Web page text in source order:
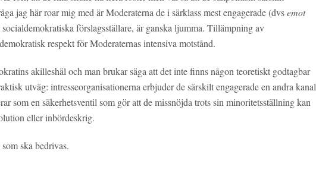
jag här roar mig med är Moderaterna de i särklass mest engagerade (dvsemot
förslagsställare, är ganska ljumma. Tillämpning av
respekt för Moderaternas intensiva motstånd.
akilleshäl och man brukar säga att det inte finns någon teoretiskt godtagbar
utväg: intresseorganisationerna erbjuder de särskilt engagerade en andra kanal
som en säkerhetsventil som gör att de missnöjda trots sin minoritetsställning kan
eller inbördeskrig.
ska bedrivas.